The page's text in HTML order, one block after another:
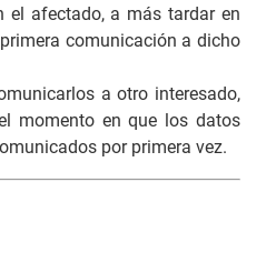
el afectado, a más tardar en
comunicación a dicho
a otro interesado,
momento en que los datos
por primera vez.